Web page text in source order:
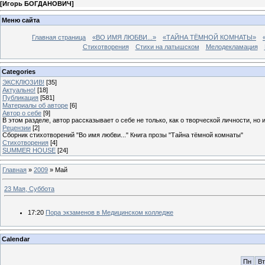
[Игорь БОГДАНОВИЧ]
Меню сайта
Главная страница «ВО ИМЯ ЛЮБВИ...» «ТАЙНА ТЁМНОЙ КОМНАТЫ»
Стихотворения
Стихи на латышском Мелодекламация
Categories
ЭКСКЛЮЗИВ! [35]
Актуально! [18]
Публикация [581]
Материалы об авторе [6]
Автор о себе [9]
В этом разделе, автор рассказывает о себе не только, как о творческой личности,
Рецензии [2]
Сборник стихотворений "Во имя любви..." Книга прозы "Тайна тёмной комнаты"
Стихотворения [4]
SUMMER HOUSE [24]
Главная » 2009 » Май
23 Мая, Суббота
17:20 Пора экзаменов в Медицинском колледже
Calendar
Пн Вт